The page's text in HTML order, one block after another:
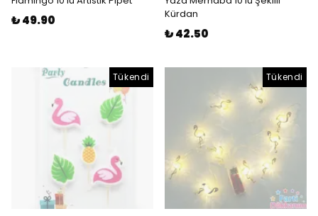
₺ 49.90
Kürdan
₺ 42.50
Tükendi Tükendi